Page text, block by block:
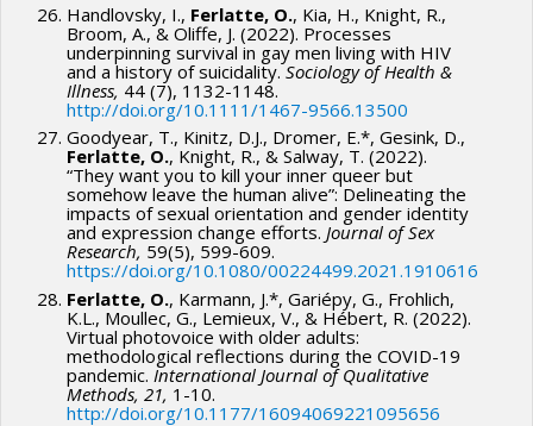
Handlovsky, I., Ferlatte, O., Kia, H., Knight, R.,
Broom, A., & Oliffe, J. (2022). Processes
underpinning survival in gay men living with HIV
and a history of suicidality.Sociology of Health &
Illness, 44 (7), 1132-1148.
http://doi.org/10.1111/1467-9566.13500
Goodyear, T., Kinitz, D.J., Dromer, E.*, Gesink, D.,
Ferlatte, O., Knight, R., & Salway, T. (2022).
“They want you to kill your inner queer but
somehow leave the human alive”: Delineating the
impacts of sexual orientation and gender identity
and expression change efforts. Journal of Sex
Research, 59(5), 599-609.
https://doi.org/10.1080/00224499.2021.1910616
Ferlatte, O., Karmann, J.*, Gariépy, G., Frohlich,
K.L., Moullec, G., Lemieux, V., & Hébert, R. (2022).
Virtual photovoice with older adults:
methodological reflections during the COVID-19
pandemic. International Journal of Qualitative
Methods, 21, 1-10.
http://doi.org/10.1177/16094069221095656